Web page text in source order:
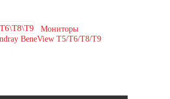
Мониторы
BeneView T5/T6/T8/T9